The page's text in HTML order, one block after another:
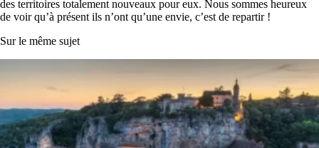
des territoires totalement nouveaux pour eux. Nous sommes heureux
de voir qu’à présent ils n’ont qu’une envie, c’est de repartir !
Sur le même sujet